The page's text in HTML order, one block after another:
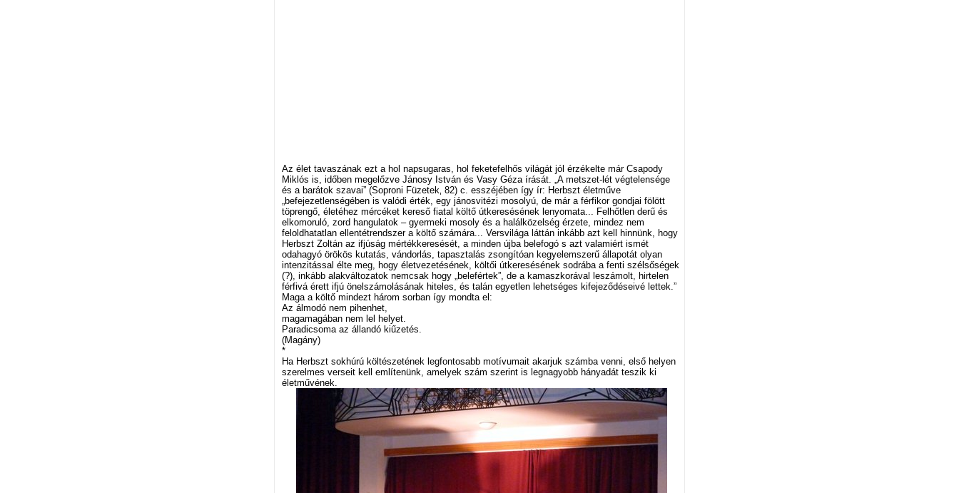
Az élet tavaszának ezt a hol napsugaras, hol feketefelhős világát jól érzékelte már Csapody
Miklós is, időben megelőzve Jánosy István és Vasy Géza írását. „A metszet-lét végtelensége
és a barátok szavai” (Soproni Füzetek‚ 82) c. esszéjében így ír: Herbszt életműve
„befejezetlenségében is valódi érték, egy jánosvitézi mosolyú, de már a férfikor gondjai fölött
töprengő, életéhez mércéket kereső fiatal költő útkeresésének lenyomata... Felhőtlen derű és
elkomoruló, zord hangulatok – gyermeki mosoly és a halálközelség érzete, mindez nem
feloldhatatlan ellentétrendszer a költő számára... Versvilága láttán inkább azt kell hinnünk, hogy
Herbszt Zoltán az ifjúság mértékkeresését, a minden újba belefogó s azt valamiért ismét
odahagyó örökös kutatás, vándorlás, tapasztalás zsongítóan kegyelemszerű állapotát olyan
intenzitással élte meg, hogy életvezetésének, költői útkeresésének sodrába a fenti szélsőségek
(?), inkább alakváltozatok nemcsak hogy „belefértek”, de a kamaszkorával leszámolt, hirtelen
férfivá érett ifjú önelszámolásának hiteles, és talán egyetlen lehetséges kifejeződéseivé lettek.”
Maga a költő mindezt három sorban így mondta el:
Az álmodó nem pihenhet,
magamagában nem lel helyet.
Paradicsoma az állandó kiűzetés.
(Magány)
*
Ha Herbszt sokhúrú költészetének legfontosabb motívumait akarjuk számba venni, első helyen
szerelmes verseit kell említenünk, amelyek szám szerint is legnagyobb hányadát teszik ki
életművének.